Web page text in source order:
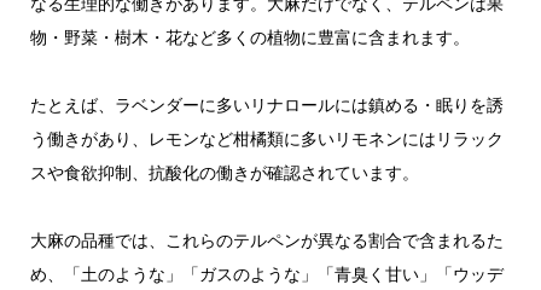
物・野菜・樹木・花など多くの植物に豊富に含まれます。
たとえば、ラベンダーに多いリナロールには鎮める・眠りを誘
う働きがあり、レモンなど柑橘類に多いリモネンにはリラック
スや食欲抑制、抗酸化の働きが確認されています。
大麻の品種では、これらのテルペンが異なる割合で含まれるた
め、「土のような」「ガスのような」「青臭く甘い」「ウッデ